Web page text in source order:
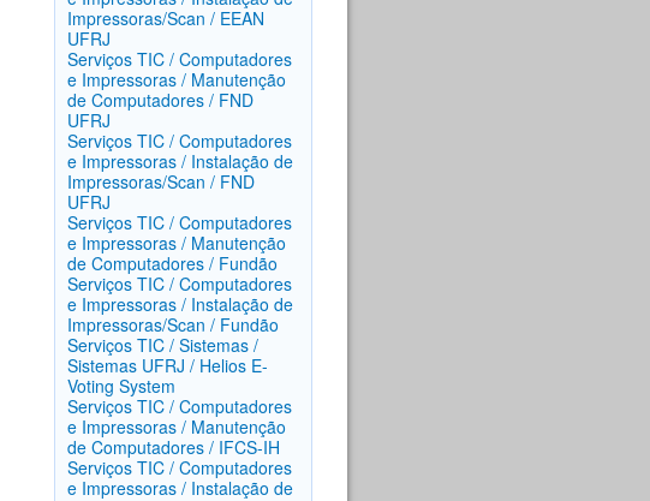
Impressoras/Scan / EEAN
UFRJ
Serviços TIC / Computadores
e Impressoras / Manutenção
de Computadores / FND
UFRJ
Serviços TIC / Computadores
e Impressoras / Instalação de
Impressoras/Scan / FND
UFRJ
Serviços TIC / Computadores
e Impressoras / Manutenção
de Computadores / Fundão
Serviços TIC / Computadores
e Impressoras / Instalação de
Impressoras/Scan / Fundão
Serviços TIC / Sistemas /
Sistemas UFRJ / Helios E-
Voting System
Serviços TIC / Computadores
e Impressoras / Manutenção
de Computadores / IFCS-IH
Serviços TIC / Computadores
e Impressoras / Instalação de